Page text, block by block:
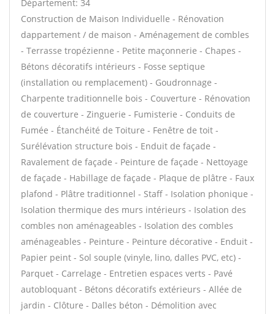
Département: 34
Construction de Maison Individuelle - Rénovation
dappartement / de maison - Aménagement de combles
- Terrasse tropézienne - Petite maçonnerie - Chapes -
Bétons décoratifs intérieurs - Fosse septique
(installation ou remplacement) - Goudronnage -
Charpente traditionnelle bois - Couverture - Rénovation
de couverture - Zinguerie - Fumisterie - Conduits de
Fumée - Étanchéité de Toiture - Fenêtre de toit -
Surélévation structure bois - Enduit de façade -
Ravalement de façade - Peinture de façade - Nettoyage
de façade - Habillage de façade - Plaque de plâtre - Faux
plafond - Plâtre traditionnel - Staff - Isolation phonique -
Isolation thermique des murs intérieurs - Isolation des
combles non aménageables - Isolation des combles
aménageables - Peinture - Peinture décorative - Enduit -
Papier peint - Sol souple (vinyle, lino, dalles PVC, etc) -
Parquet - Carrelage - Entretien espaces verts - Pavé
autobloquant - Bétons décoratifs extérieurs - Allée de
jardin - Clôture - Dalles béton - Démolition avec